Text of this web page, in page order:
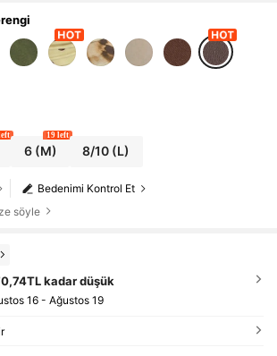
6(M)
19 left
8/10 (L)
Bedenimi Kontrol Et
söyle
kadar düşük
16 - Ağustos 19